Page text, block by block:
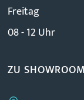
Freitag
08 - 12 Uhr
ZU